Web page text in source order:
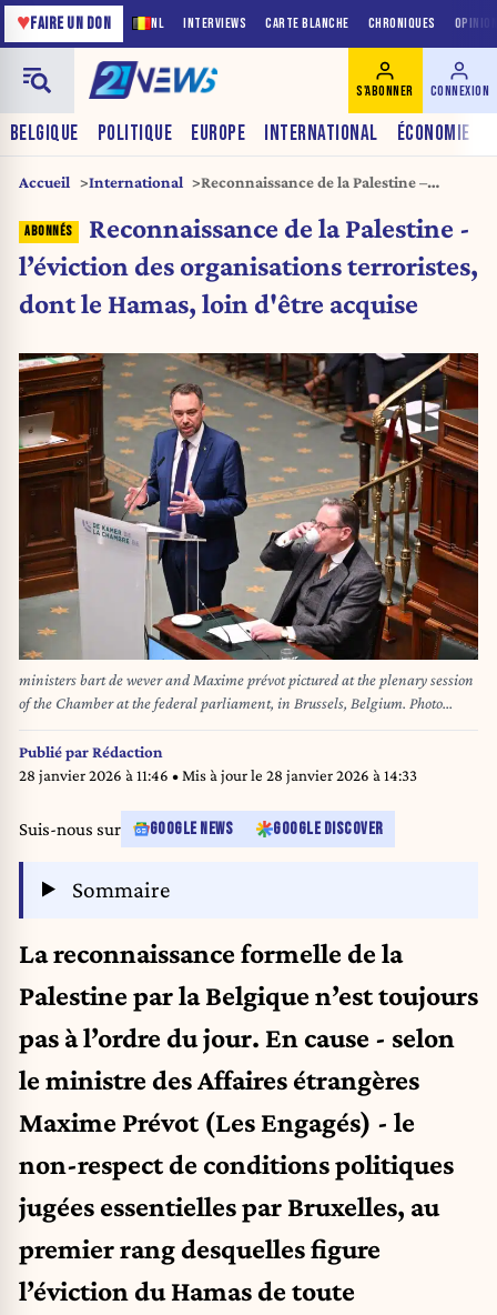
NL INTERVIEWS CARTE BLANCHE CHRONIQUES
♥FAIRE UN DON
BELGIQUE POLITIQUE EUROPE INTERNATIONAL ÉCONOMIE
S'ABONNER CONNEXION
Accueil International
Reconnaissance de la Palestine –
dont le Hamas, loin d’être acquise
Reconnaissance de la Palestine -
l’éviction des organisations terroristes,
dont le Hamas, loin d'être acquise
ministers bart de wever and Maxime prévot pictured at the plenary session
of the Chamber at the federal parliament, in Brussels, Belgium. Photo
Werner Lerooy
Publié parRédaction
28 janvier 2026 à 11:46 • Mis à jour le 28 janvier 2026 à 14:33
Suis-nous sur GOOGLE NEWS GOOGLE DISCOVER
Sommaire
La reconnaissance formelle de la
Palestine par la Belgique n’est toujours
pas à l’ordre du jour. En cause - selon
le ministre des Affaires étrangères
Maxime Prévot (Les Engagés) - le
non-respect de conditions politiques
jugées essentielles par Bruxelles, au
premier rang desquelles figure
l’éviction du Hamas de toute